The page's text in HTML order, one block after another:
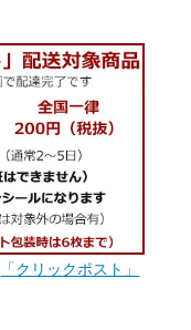
「クリックポスト」